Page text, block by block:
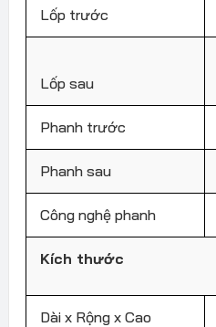
Lốp trước
Lốp sau
Phanh trước
Phanh sau
Công nghệ phanh
Kích thước
Dài x Rộng x Cao